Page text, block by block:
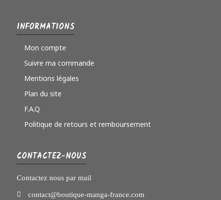
INFORMATIONS
Mon compte
Suivre ma commande
Mentions légales
Plan du site
F.A.Q
Politique de retours et remboursement
CONTACTEZ-NOUS
Contactez nous par mail
contact@boutique-manga-france.com